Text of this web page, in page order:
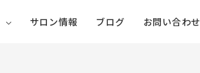
サロン情報 ブログ お問い合わせ